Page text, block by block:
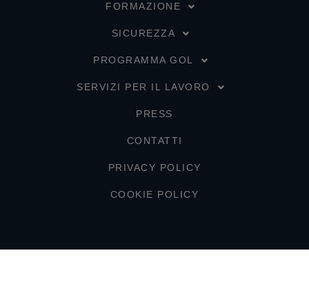
FORMAZIONE
SICUREZZA
PROGRAMMA GOL
SERVIZI PER IL LAVORO
PRESS
CONTATTI
PRIVACY POLICY
COOKIE POLICY